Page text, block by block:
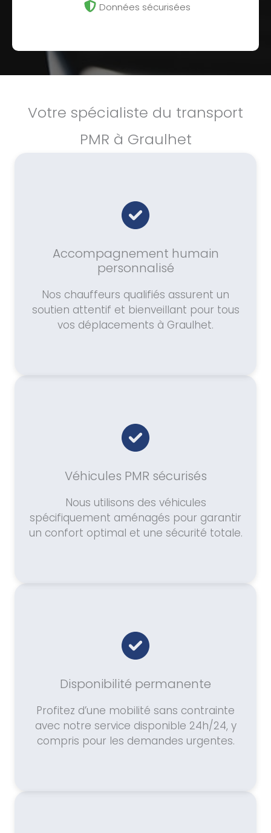
Données sécurisées
Votre spécialiste du transport
PMR à Graulhet
Accompagnement humain
personnalisé
Nos chauffeurs qualifiés assurent un
soutien attentif et bienveillant pour tous
vos déplacements à Graulhet.
Véhicules PMR sécurisés
Nous utilisons des véhicules
spécifiquement aménagés pour garantir
un confort optimal et une sécurité totale.
Disponibilité permanente
Profitez d’une mobilité sans contrainte
avec notre service disponible 24h/24, y
compris pour les demandes urgentes.